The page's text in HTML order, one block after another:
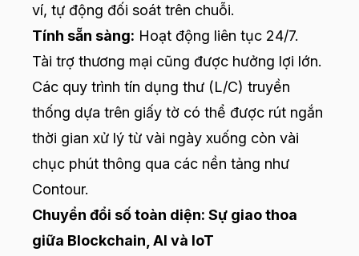
ví, tự động đối soát trên chuỗi.
Tính sẵn sàng: Hoạt động liên tục 24/7.
Tài trợ thương mại cũng được hưởng lợi lớn.
Các quy trình tín dụng thư (L/C) truyền
thống dựa trên giấy tờ có thể được rút ngắn
thời gian xử lý từ vài ngày xuống còn vài
chục phút thông qua các nền tảng như
Contour.
Chuyển đổi số toàn diện: Sự giao thoa
giữa Blockchain, AI và IoT